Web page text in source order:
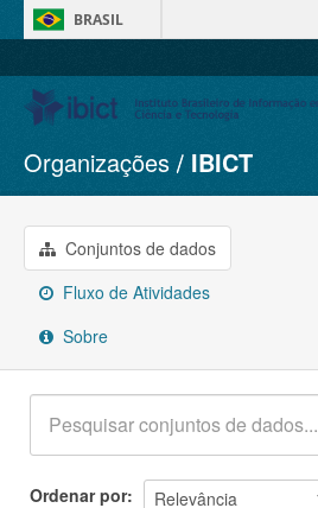
BRASIL
Conjuntos de dados
Organizações
Grupos
Sobre
Organizações IBICT
Conjuntos de dados
Fluxo de Atividades
Sobre
Ordenar por